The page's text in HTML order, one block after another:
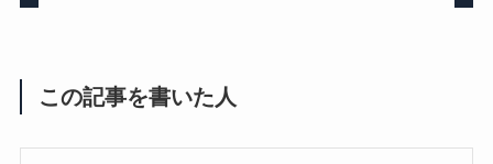
この記事を書いた人